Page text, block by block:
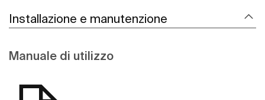
Installazione e manutenzione
Manuale di utilizzo